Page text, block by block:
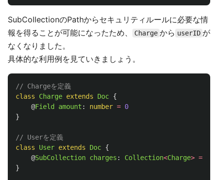
SubCollectionのPathからセキュリティルールに必要な情
報を得ることが可能になったため、
Charge から userID が
なくなりました。
具体的な利用例を見ていきましょう。
// Chargeを定義
class
Charge extends Doc {
@Field amount : number = 0
}
// Userを定義
class
User extends Doc {
@SubCollection charges : Collection<Charge> =
}